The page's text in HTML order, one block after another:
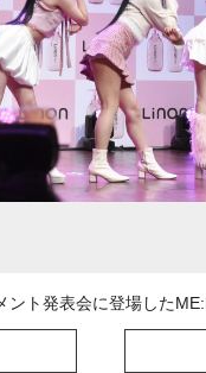
ント発表会に登場した